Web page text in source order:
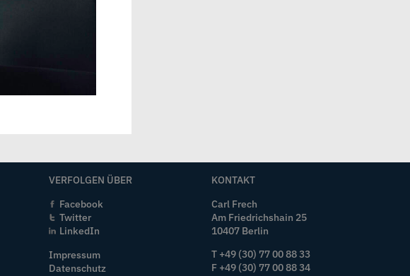
VERFOLGEN ÜBER
Facebook
Twitter
LinkedIn
Impressum
Datenschutz
KONTAKT
Carl Frech
Am Friedrichshain 25
10407 Berlin
T +49 (30) 77 00 88 33
F +49 (30) 77 00 88 34